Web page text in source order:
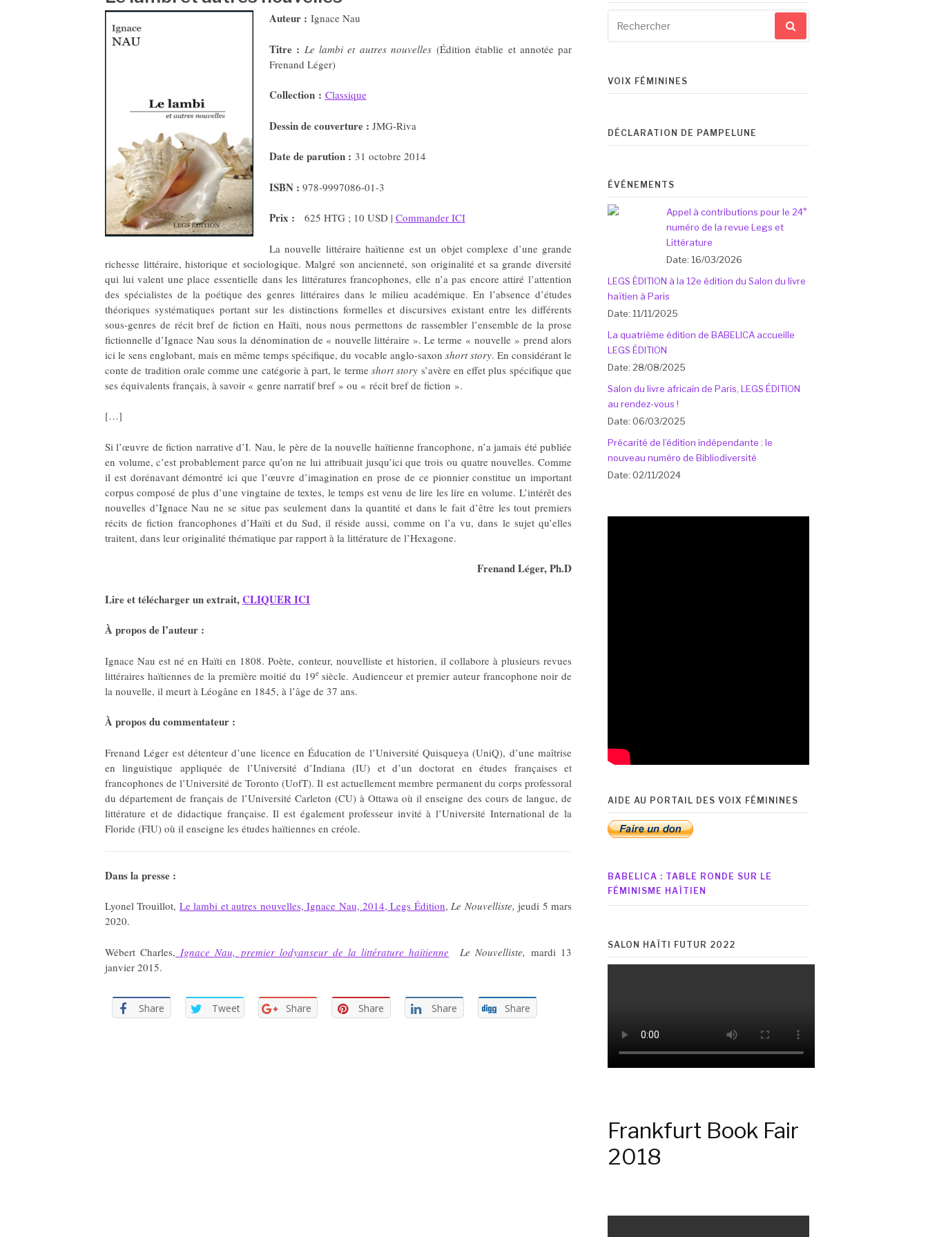
Auteur : Ignace Nau
Titre : Le lambi et autres nouvelles(Édition établie et annotée par
Frenand Léger)
Collection : Classique
Dessin de couverture : JMG-Riva
Date de parution : 31 octobre 2014
ISBN : 978-9997086-01-3
Prix : 625 HTG ; 10 USD | Commander ICI
La nouvelle littéraire haïtienne est un objet complexe d’une grande
richesse littéraire, historique et sociologique. Malgré son ancienneté, son originalité et sa grande diversité
qui lui valent une place essentielle dans les littératures francophones, elle n’a pas encore attiré l’attention
des spécialistes de la poétique des genres littéraires dans le milieu académique. En l’absence d’études
théoriques systématiques portant sur les distinctions formelles et discursives existant entre les différents
sous-genres de récit bref de fiction en Haïti, nous nous permettons de rassembler l’ensemble de la prose
fictionnelle d’Ignace Nau sous la dénomination de « nouvelle littéraire ». Le terme « nouvelle » prend alors
ici le sens englobant, mais en même temps spécifique, du vocable anglo-saxon short story. En considérant le
conte de tradition orale comme une catégorie à part, le termeshort story s’avère en effet plus spécifique que
ses équivalents français, à savoir « genre narratif bref » ou « récit bref de fiction ».
[…]
Si l’œuvre de fiction narrative d’I. Nau, le père de la nouvelle haïtienne francophone, n’a jamais été publiée
en volume, c’est probablement parce qu’on ne lui attribuait jusqu’ici que trois ou quatre nouvelles. Comme
il est dorénavant démontré ici que l’œuvre d’imagination en prose de ce pionnier constitue un important
corpus composé de plus d’une vingtaine de textes, le temps est venu de lire les lire en volume. L’intérêt des
nouvelles d’Ignace Nau ne se situe pas seulement dans la quantité et dans le fait d’être les tout premiers
récits de fiction francophones d’Haïti et du Sud, il réside aussi, comme on l’a vu, dans le sujet qu’elles
traitent, dans leur originalité thématique par rapport à la littérature de l’Hexagone.
Frenand Léger, Ph.D
Lire et télécharger un extrait,CLIQUER ICI
À propos de l’auteur :
Ignace Nau est né en Haïti en 1808. Poète, conteur, nouvelliste et historien, il collabore à plusieurs revues
littéraires haïtiennes de la première moitié du 19esiècle. Audienceur et premier auteur francophone noir de
la nouvelle, il meurt à Léogâne en 1845, à l’âge de 37 ans.
À propos du commentateur :
Frenand Léger est détenteur d’une licence en Éducation de l’Université Quisqueya (UniQ), d’une maîtrise
en linguistique appliquée de l’Université d’Indiana (IU) et d’un doctorat en études françaises et
francophones de l’Université de Toronto (UofT). Il est actuellement membre permanent du corps professoral
du département de français de l’Université Carleton (CU) à Ottawa où il enseigne des cours de langue, de
littérature et de didactique française. Il est également professeur invité à l’Université International de la
Floride (FIU) où il enseigne les études haïtiennes en créole.
Dans la presse :
Lyonel Trouillot, Le lambi et autres nouvelles, Ignace Nau, 2014, Legs Édition,Le Nouvelliste,jeudi 5 mars
2020.
Wébert Charles, Ignace Nau, premier lodyanseur de la littérature haïtienne Le Nouvelliste, mardi 13
janvier 2015.
Share Tweet Share Share Share Share
pour
:
VOIX FÉMININES
DÉCLARATION DE PAMPELUNE
ÉVÉNEMENTS
Appel à contributions pour le 24°
numéro de la revue Legs et
Littérature
Date: 16/03/2026
LEGS ÉDITION à la 12e édition du Salon du livre
haïtien à Paris
Date: 11/11/2025
La quatrième édition de BABELICA accueille
LEGS ÉDITION
Date: 28/08/2025
Salon du livre africain de Paris, LEGS ÉDITION
au rendez-vous !
Date: 06/03/2025
Précarité de l’édition indépendante : le
nouveau numéro de Bibliodiversité
Date: 02/11/2024
AIDE AU PORTAIL DES VOIX FÉMININES
BABELICA : TABLE RONDE SUR LE
FÉMINISME HAÏTIEN
SALON HAÏTI FUTUR 2022
Frankfurt Book Fair
2018